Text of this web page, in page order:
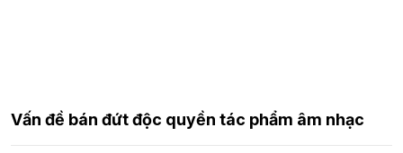
Vấn đề bán đứt độc quyền tác phẩm âm nhạc